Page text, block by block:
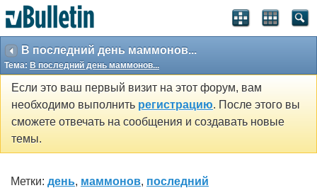
В последний день маммонов...
Тема: В последний день маммонов...
Если это ваш первый визит на этот форум, вам
необходимо выполнить регистрацию. После этого вы
сможете отвечать на сообщения и создавать новые
темы.
Метки: день, маммонов, последний